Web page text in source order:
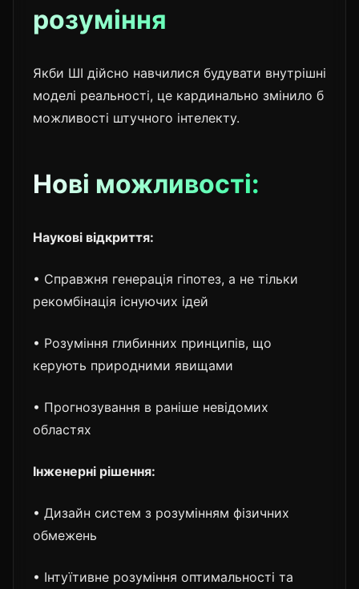
розуміння
Якби ШІ дійсно навчилися будувати внутрішні
моделі реальності, це кардинально змінило б
можливості штучного інтелекту.
Нові можливості:
Наукові відкриття:
• Справжня генерація гіпотез, а не тільки
рекомбінація існуючих ідей
• Розуміння глибинних принципів, що
керують природними явищами
• Прогнозування в раніше невідомих
областях
Інженерні рішення:
• Дизайн систем з розумінням фізичних
обмежень
• Інтуїтивне розуміння оптимальності та